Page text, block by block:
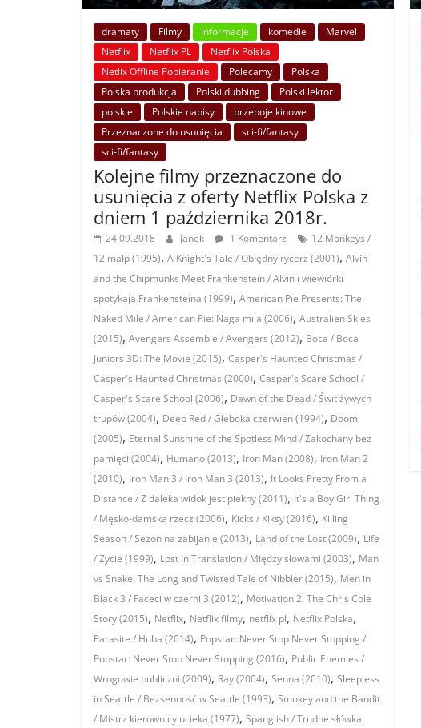
dramaty Filmy Informacje komedie
Marvel
Netflix
Netflix PL
Netflix Polska
Netlix Offline Pobieranie
Polecamy
Polska
Polska produkcja
Polski dubbing
Polski lektor
polskie
Polskie napisy
przeboje kinowe
Przeznaczone do usunięcia
sci-fi/fantasy
sci-fi/fantasy
Kolejne filmy przeznaczone do
usunięcia z oferty Netflix Polska z
dniem 1 października 2018r.
24.09.2018 Janek 1 Komentarz
12 Monkeys /
12 małp (1995), A Knight's Tale / Obłędny rycerz (2001), Alvin
and the Chipmunks Meet Frankenstein / Alvin i wiewiórki
spotykają Frankensteina (1999), American Pie Presents: The
Naked Mile / American Pie: Naga mila (2006), Australien Skies
(2015), Avengers Assemble / Avengers (2012), Boca / Boca
Juniors 3D: The Movie (2015), Casper's Haunted Christmas /
Casper's Haunted Christmas (2000), Casper's Scare School /
Casper's Scare School (2006), Dawn of the Dead / Świt żywych
trupów (2004), Deep Red / Głęboka czerwień (1994), Doom
(2005), Eternal Sunshine of the Spotless Mind / Zakochany bez
pamięci (2004), Humano (2013), Iron Man (2008), Iron Man 2
(2010), Iron Man 3 / Iron Man 3 (2013), It Looks Pretty From a
Distance / Z daleka widok jest piekny (2011), It's a Boy Girl Thing
/ Męsko-damska rzecz (2006), Kicks / Kiksy (2016), Killing
Season / Sezon na zabijanie (2013), Land of the Lost (2009), Life
/ Życie (1999), Lost In Translation / Między słowami (2003), Man
vs Snake: The Long and Twisted Tale of Nibbler (2015), Men in
Black 3 / Faceci w czerni 3 (2012), Motivation 2: The Chris Cole
Story (2015), Netflix, Netflix filmy, netflix pl, Netflix Polska,
Parasite / Huba (2014), Popstar: Never Stop Never Stopping /
Popstar: Never Stop Never Stopping (2016), Public Enemies /
Wrogowie publiczni (2009), Ray (2004), Senna (2010), Sleepless
in Seattle / Bezsenność w Seattle (1993), Smokey and the Bandit
/ Mistrz kierownicy ucieka (1977), Spanglish / Trudne słówka